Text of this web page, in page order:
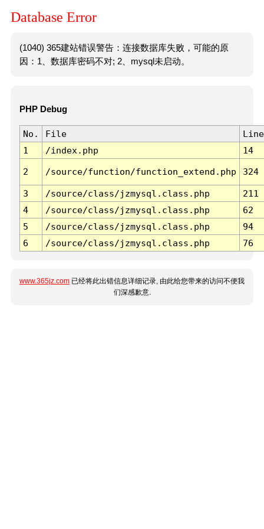
Database Error
(1040) 365建站错误警告：连接数据库失败，可能的原
因：1、数据库密码不对; 2、mysql未启动。
PHP Debug
No. File
Line
1
/index.php 14
2 /source/function/function_extend.php 324
3 /source/class/jzmysql.class.php
211
4
/source/class/jzmysql.class.php
62
5
/source/class/jzmysql.class.php
94
6
/source/class/jzmysql.class.php 76
www.365jz.com 已经将此出错信息详细记录, 由此给您带来的访问不便我
们深感歉意.